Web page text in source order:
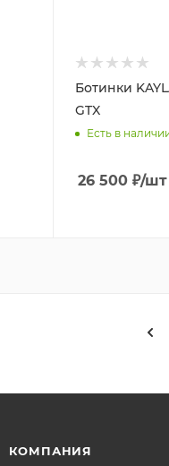
Ботинки
GTX
Есть в
26 500 ₽/шт
КОМПАНИЯ